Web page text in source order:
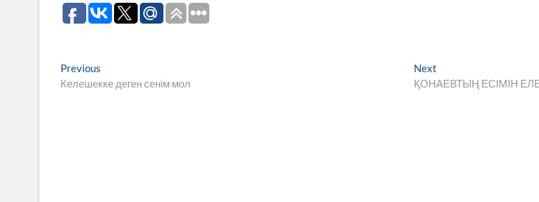
Навигация
по
Previous
post:
Келешекке деген сенім мол
Next
post:
ҚОНАЕВТЫҢ ЕСІМІН